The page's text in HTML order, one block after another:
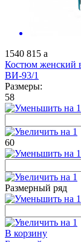
1540 815 a
Костюм
ВИ-93/1
Размеры:
58
60
Размерный ряд
В корзину